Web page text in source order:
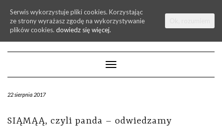
Toggle
Navigation
22 sierpnia 2017
SIĄMĄĄ, czyli panda – odwiedzamy
Serwis wykorzystuje pliki cookies. Korzystając
ze strony wyrażasz zgodę na wykorzystywanie
plików cookies. dowiedz się więcej.